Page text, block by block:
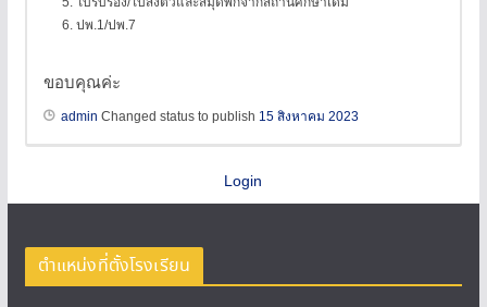
ปพ.1/ปพ.7
ขอบคุณค่ะ
admin Changed status to publish 15 สิงหาคม 2023
Login
ตำแหน่งที่ตั้งโรงเรียน